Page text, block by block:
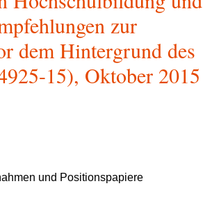
zur
dem Hintergrund des
15), Oktober 2015
und Positionspapiere